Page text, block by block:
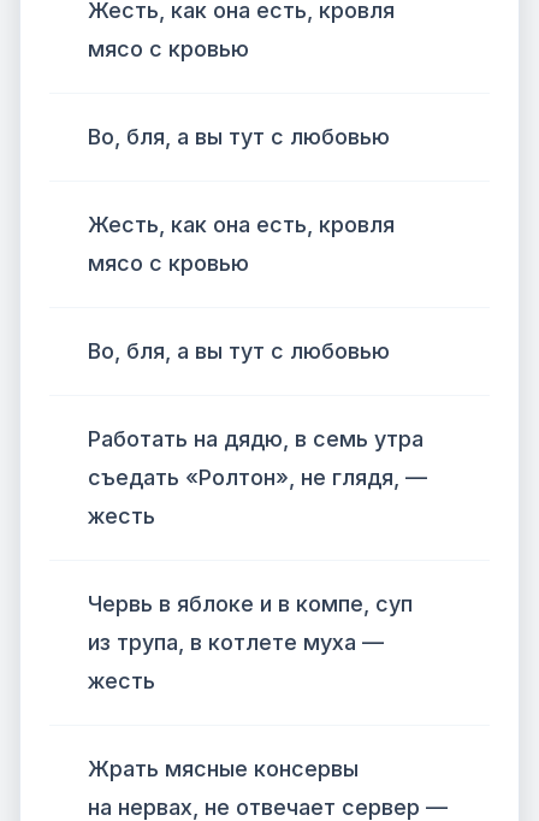
Жесть, как она есть, кровля
мясо с кровью
Во, бля, а вы тут с любовью
Жесть, как она есть, кровля
мясо с кровью
Во, бля, а вы тут с любовью
Работать на дядю, в семь утра
съедать «Ролтон», не глядя, —
жесть
Червь в яблоке и в компе, суп
из трупа, в котлете муха —
жесть
Жрать мясные консервы
на нервах, не отвечает сервер —